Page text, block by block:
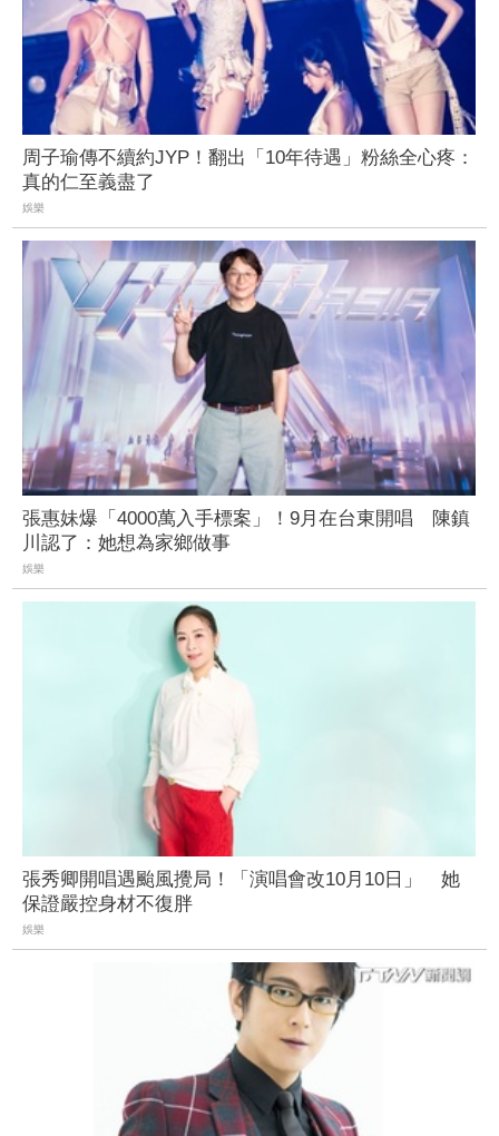
周子瑜傳不續約JYP！翻出「10年待遇」粉絲全心疼：
真的仁至義盡了
娛樂
張惠妹爆「4000萬入手標案」！9月在台東開唱 陳鎮
川認了：她想為家鄉做事
娛樂
張秀卿開唱遇颱風攪局！「演唱會改10月10日」 她
保證嚴控身材不復胖
娛樂